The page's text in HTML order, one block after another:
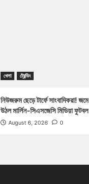
খেলা ট্রেন্ডিং
নিউজরুম ছেড়ে টার্ফে সাংবাদিকরা! জমে
উঠল মার্লিন-সিএসজেসি মিডিয়া ফুটবল
August 6, 2026 0